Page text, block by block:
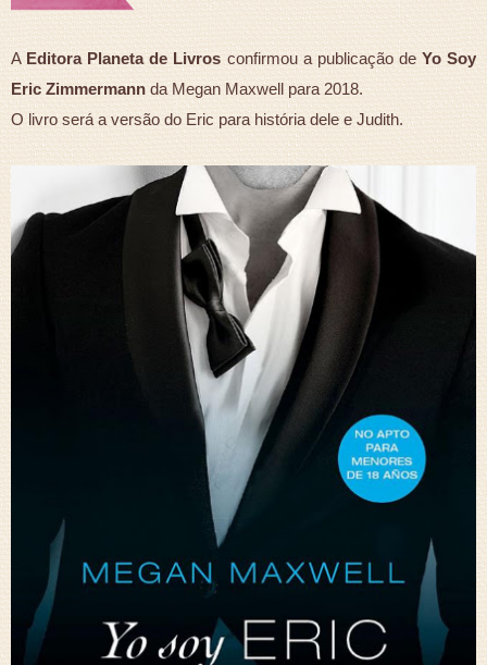
A Editora Planeta de Livrosconfirmou a publicação deYo Soy
Eric Zimmermannda Megan Maxwell para 2018.
O livro será a versão do Eric para história dele e Judith.